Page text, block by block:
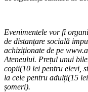
Evenimentele vor fi
de distanțare socială
achiziționate de pe
Ateneului. Prețul unui
copii(10 lei pentru elevi,
la cele pentru adulți(15
șomeri).